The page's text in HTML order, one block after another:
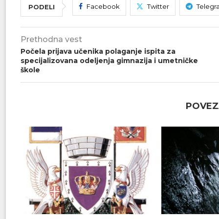
PODELI Facebook Twitter
Prethodna vest
Počela prijava učenika polaganje ispita za
specijalizovana odeljenja gimnazija i umetničke
škole